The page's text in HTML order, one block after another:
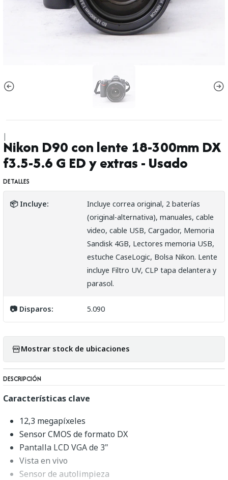
|
Nikon D90 con lente 18-300mm DX
f3.5-5.6 G ED y extras - Usado
DETALLES
📦 Incluye:
Incluye correa original, 2 baterías
(original-alternativa), manuales, cable
video, cable USB, Cargador, Memoria
Sandisk 4GB, Lectores memoria USB,
estuche CaseLogic, Bolsa Nikon. Lente
incluye Filtro UV, CLP tapa delantera y
parasol.
📷 Disparos: 5.090
Mostrar stock de ubicaciones
DESCRIPCIÓN
Características clave
12,3 megapíxeles
Sensor CMOS de formato DX
Pantalla LCD VGA de 3"
Vista en vivo
Sensor de autolimpieza